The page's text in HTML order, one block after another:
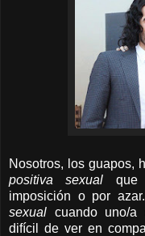
Nosotros, los guapos,
positiva sexual que
imposición o por
sexual cuando uno/a
difícil de ver en